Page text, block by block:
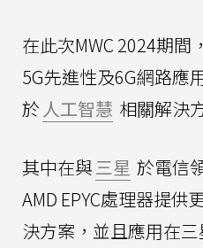
在此次MWC 2024期間
5G先進性及6G網路應
於 人工智慧 相關解決
其中在與三星 於電信
AMD EPYC處理器提供
決方案，並且應用在